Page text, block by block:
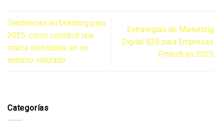
Tendencias en branding para
2025: cómo construir una
marca inolvidable en un
entorno saturado
Estrategias de Marketing
Digital B2B para Empresas
Fintech en 2025
Categorías